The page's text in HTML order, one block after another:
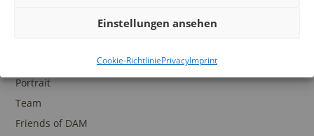
Einstellungen ansehen
Cookie-RichtliniePrivacyImprint
Portrait
Team
Friends of DAM